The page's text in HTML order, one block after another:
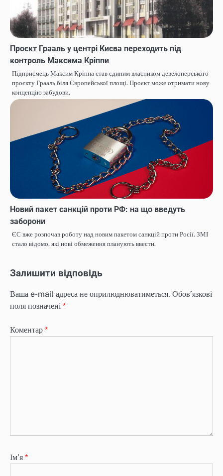
Проєкт Грааль у центрі Києва переходить під
контроль Максима Кріппи
Підприємець Максим Кріппа став єдиним власником девелоперського
проєкту Грааль біля Європейської площі. Проєкт може отримати нову
концепцію забудови.
Новий пакет санкцій проти РФ: на що введуть
заборони
ЄС вже розпочав роботу над новим пакетом санкцій проти Росії. ЗМІ
стало відомо, які нові обмеження планують ввести.
Залишити відповідь
Ваша e-mail адреса не оприлюднюватиметься. Обов’язкові
поля позначені *
Коментар *
Ім'я *